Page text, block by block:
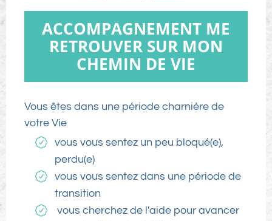
ACCOMPAGNEMENT ME
RETROUVER SUR MON
CHEMIN DE VIE
Vous êtes dans une période charnière de
votre Vie
vous vous sentez un peu bloqué(e),
perdu(e)
vous vous sentez dans une période de
transition
vous cherchez de l'aide pour avancer